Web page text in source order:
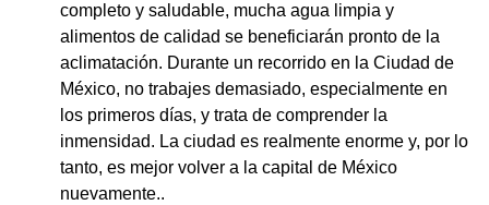
completo y saludable, mucha agua limpia y
alimentos de calidad se beneficiarán pronto de la
aclimatación. Durante un recorrido en la Ciudad de
México, no trabajes demasiado, especialmente en
los primeros días, y trata de comprender la
inmensidad. La ciudad es realmente enorme y, por lo
tanto, es mejor volver a la capital de México
nuevamente..